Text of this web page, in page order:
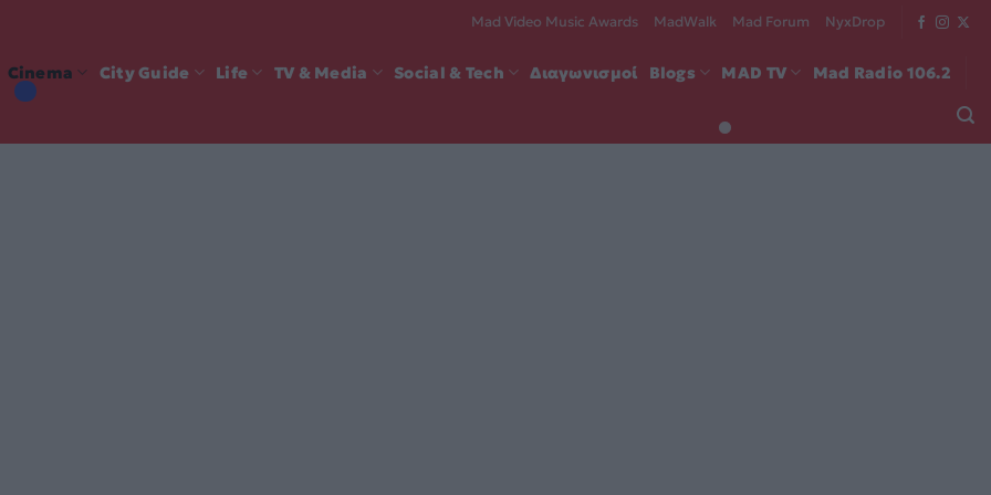
Mad Video Music Awards MadWalk Mad Forum NyxDrop
Cinema City Guide Life TV & Media Social & Tech Διαγωνισμοί Blogs MAD TV Mad Radio 106.2